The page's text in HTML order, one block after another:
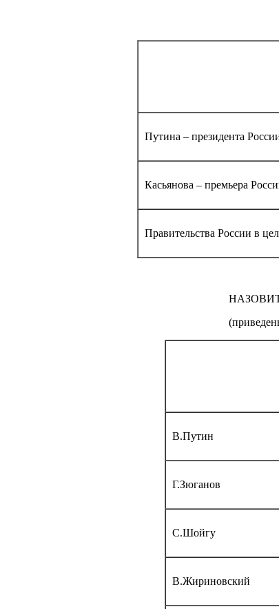
Путина – президента
Касьянова – премьера
Правительства России в
В.Путин
Г.Зюганов
С.Шойгу
В.Жириновский